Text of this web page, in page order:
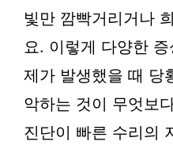
빛만 깜빡거리거나
요. 이렇게 다양한
제가 발생했을 때 당
악하는 것이 무엇보
진단이 빠른 수리의